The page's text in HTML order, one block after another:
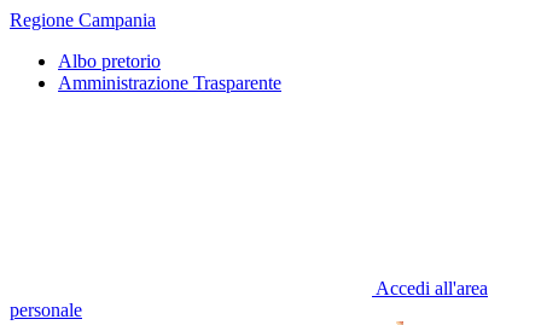
Regione Campania
Albo pretorio
Amministrazione Trasparente
Accedi all'area
personale